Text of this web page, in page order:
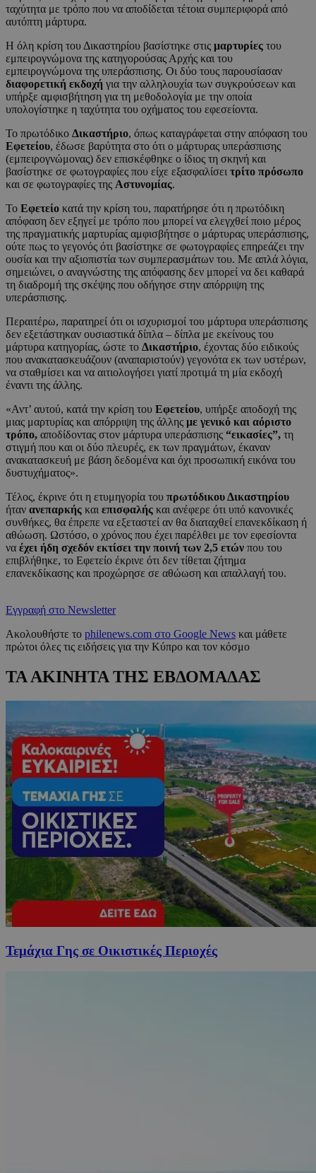
ταχύτητα με τρόπο που να αποδίδεται τέτοια συμπεριφορά από
αυτόπτη μάρτυρα.
Η όλη κρίση του Δικαστηρίου βασίστηκε στις μαρτυρίες του
εμπειρογνώμονα της κατηγορούσας Αρχής και του
εμπειρογνώμονα της υπεράσπισης. Οι δύο τους παρουσίασαν
διαφορετική εκδοχή για την αλληλουχία των συγκρούσεων και
υπήρξε αμφισβήτηση για τη μεθοδολογία με την οποία
υπολογίστηκε η ταχύτητα του οχήματος του εφεσείοντα.
Το πρωτόδικο Δικαστήριο, όπως καταγράφεται στην απόφαση του
Εφετείου, έδωσε βαρύτητα στο ότι ο μάρτυρας υπεράσπισης
(εμπειρογνώμονας) δεν επισκέφθηκε ο ίδιος τη σκηνή και
βασίστηκε σε φωτογραφίες που είχε εξασφαλίσει τρίτο πρόσωπο
και σε φωτογραφίες της Αστυνομίας.
Το Εφετείο κατά την κρίση του, παρατήρησε ότι η πρωτόδικη
απόφαση δεν εξηγεί με τρόπο που μπορεί να ελεγχθεί ποιο μέρος
της πραγματικής μαρτυρίας αμφισβήτησε ο μάρτυρας υπεράσπισης,
ούτε πως το γεγονός ότι βασίστηκε σε φωτογραφίες επηρεάζει την
ουσία και την αξιοπιστία των συμπερασμάτων του. Με απλά λόγια,
σημειώνει, ο αναγνώστης της απόφασης δεν μπορεί να δει καθαρά
τη διαδρομή της σκέψης που οδήγησε στην απόρριψη της
υπεράσπισης.
Περαιτέρω, παρατηρεί ότι οι ισχυρισμοί του μάρτυρα υπεράσπισης
δεν εξετάστηκαν ουσιαστικά δίπλα – δίπλα με εκείνους του
μάρτυρα κατηγορίας, ώστε το Δικαστήριο, έχοντας δύο ειδικούς
που ανακατασκευάζουν (αναπαριστούν) γεγονότα εκ των υστέρων,
να σταθμίσει και να αιτιολογήσει γιατί προτιμά τη μία εκδοχή
έναντι της άλλης.
«Αντ’ αυτού, κατά την κρίση του Εφετείου, υπήρξε αποδοχή της
μιας μαρτυρίας και απόρριψη της άλλης με γενικό και αόριστο
τρόπο, αποδίδοντας στον μάρτυρα υπεράσπισης “εικασίες”, τη
στιγμή που και οι δύο πλευρές, εκ των πραγμάτων, έκαναν
ανακατασκευή με βάση δεδομένα και όχι προσωπική εικόνα του
δυστυχήματος».
Τέλος, έκρινε ότι η ετυμηγορία του πρωτόδικου Δικαστηρίου
ήταν ανεπαρκής και επισφαλής και ανέφερε ότι υπό κανονικές
συνθήκες, θα έπρεπε να εξεταστεί αν θα διαταχθεί επανεκδίκαση ή
αθώωση. Ωστόσο, ο χρόνος που έχει παρέλθει με τον εφεσίοντα
να έχει ήδη σχεδόν εκτίσει την ποινή των 2,5 ετών που του
επιβλήθηκε, το Εφετείο έκρινε ότι δεν τίθεται ζήτημα
επανεκδίκασης και προχώρησε σε αθώωση και απαλλαγή του.
Εγγραφή στο Newsletter
Ακολουθήστε το philenews.com στο Google News και μάθετε
πρώτοι όλες τις ειδήσεις για την Κύπρο και τον κόσμο
ΤΑ ΑΚΙΝΗΤΑ ΤΗΣ ΕΒΔΟΜΑΔΑΣ
Τεμάχια Γης σε Οικιστικές Περιοχές